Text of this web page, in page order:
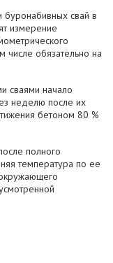
буронабивных свай в
измерение
числе обязательно на
сваями начало
неделю после их
бетоном 80 %
полного
температура по ее